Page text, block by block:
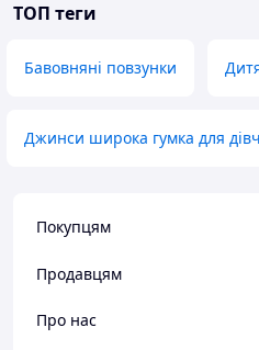
ТОП теги
Бавовняні повзунки
Джинси широка гумка для
Покупцям
Продавцям
Про нас